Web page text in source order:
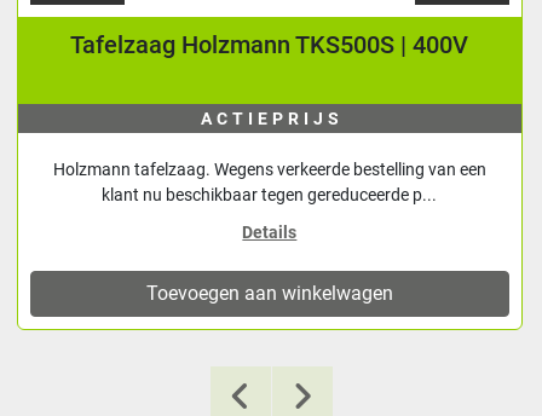
Tafelzaag Holzmann TKS500S | 400V
ACTIEPRIJS
Holzmann tafelzaag. Wegens verkeerde bestelling van een
klant nu beschikbaar tegen gereduceerde p...
Details
Toevoegen aan winkelwagen